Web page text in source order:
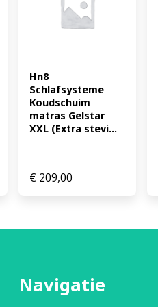
Hn8
Schlafsysteme
Koudschuim
matras Gelstar
XXL (Extra stevi...
€209,00
Navigatie